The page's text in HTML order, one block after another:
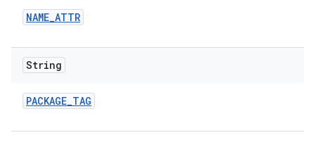
NAME_ATTR
String
PACKAGE_TAG